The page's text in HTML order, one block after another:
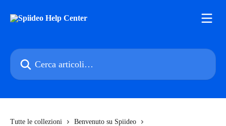
Cerca articoli…
Tutte le collezioni
Benvenuto su Spiideo